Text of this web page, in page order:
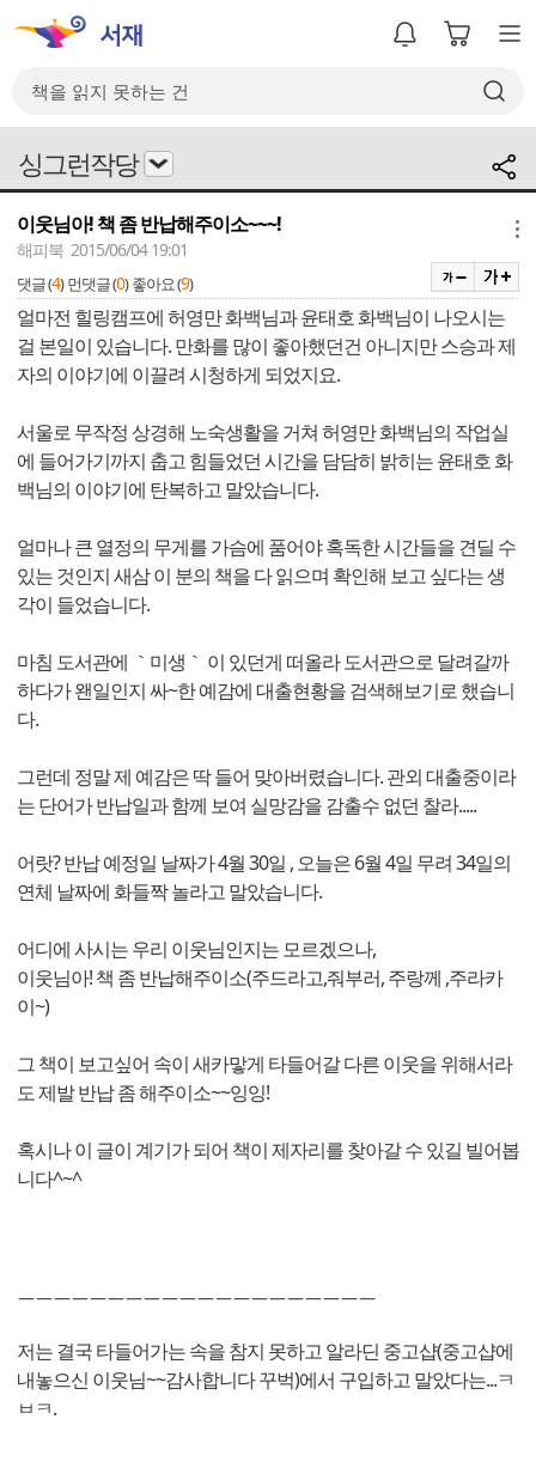
싱그런작당
이웃님아! 책 좀 반납해주이소~~~!
해피북 2015/06/04 19:01
댓글 (4) 먼댓글 (0) 좋아요 (9)
얼마전 힐링캠프에 허영만 화백님과 윤태호 화백님이 나오시는
걸 본일이 있습니다. 만화를 많이 좋아했던건 아니지만 스승과 제
자의 이야기에 이끌려 시청하게 되었지요.
서울로 무작정 상경해 노숙생활을 거쳐 허영만 화백님의 작업실
에 들어가기까지 춥고 힘들었던 시간을 담담히 밝히는 윤태호 화
백님의 이야기에 탄복하고 말았습니다.
얼마나 큰 열정의 무게를 가슴에 품어야 혹독한 시간들을 견딜 수
있는 것인지 새삼 이 분의 책을 다 읽으며 확인해 보고 싶다는 생
각이 들었습니다.
마침 도서관에 ｀미생｀ 이 있던게 떠올라 도서관으로 달려갈까
하다가 왠일인지 싸~한 예감에 대출현황을 검색해보기로 했습니
다.
그런데 정말 제 예감은 딱 들어 맞아버렸습니다. 관외 대출중이라
는 단어가 반납일과 함께 보여 실망감을 감출수 없던 찰라.....
어랏? 반납 예정일 날짜가 4월 30일 , 오늘은 6월 4일 무려 34일의
연체 날짜에 화들짝 놀라고 말았습니다.
어디에 사시는 우리 이웃님인지는 모르겠으나,
이웃님아! 책 좀 반납해주이소(주드라고,줘부러, 주랑께 ,주라카
이~)
그 책이 보고싶어 속이 새카맣게 타들어갈 다른 이웃을 위해서라
도 제발 반납 좀 해주이소~~잉잉!
혹시나 이 글이 계기가 되어 책이 제자리를 찾아갈 수 있길 빌어봅
니다^~^
ㅡㅡㅡㅡㅡㅡㅡㅡㅡㅡㅡㅡㅡㅡㅡㅡㅡㅡㅡㅡ
저는 결국 타들어가는 속을 참지 못하고 알라딘 중고샵(중고샵에
내놓으신 이웃님~~감사합니다 꾸벅)에서 구입하고 말았다는...ㅋ
ㅂㅋ.